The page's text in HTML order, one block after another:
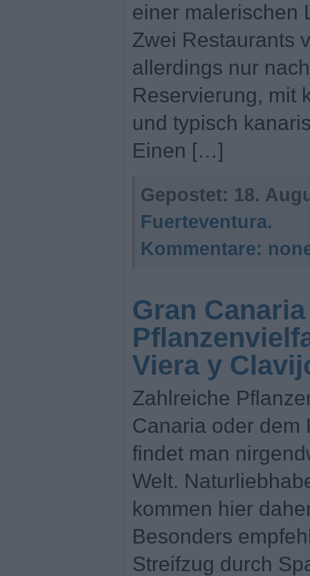
einer malerischen
Zwei Restaurants
allerdings nur
Reservierung, mit
und typisch
Einen […]
Gepostet: 18.
Fuerteventura.
Kommentare:
Gran
Viera y
Zahlreiche
Canaria oder dem
findet man
Welt.
kommen hier
Besonders
Streifzug durch